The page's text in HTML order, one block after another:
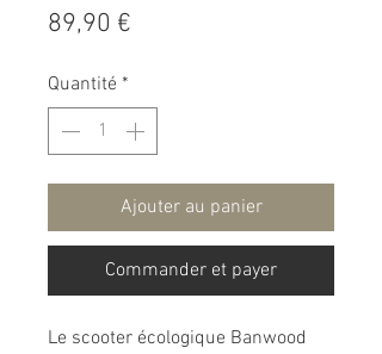
89,90 €
Quantité *
Ajouter au panier
Commander et payer
Le scooter écologique Banwood